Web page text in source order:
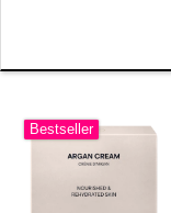
Bestseller